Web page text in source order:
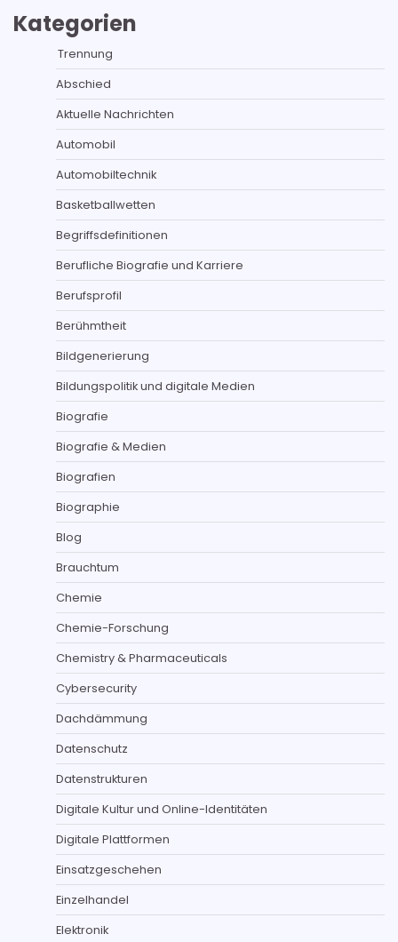
Kategorien
Trennung
Abschied
Aktuelle Nachrichten
Automobil
Automobiltechnik
Basketballwetten
Begriffsdefinitionen
Berufliche Biografie und Karriere
Berufsprofil
Berühmtheit
Bildgenerierung
Bildungspolitik und digitale Medien
Biografie
Biografie & Medien
Biografien
Biographie
Blog
Brauchtum
Chemie
Chemie-Forschung
Chemistry & Pharmaceuticals
Cybersecurity
Dachdämmung
Datenschutz
Datenstrukturen
Digitale Kultur und Online-Identitäten
Digitale Plattformen
Einsatzgeschehen
Einzelhandel
Elektronik